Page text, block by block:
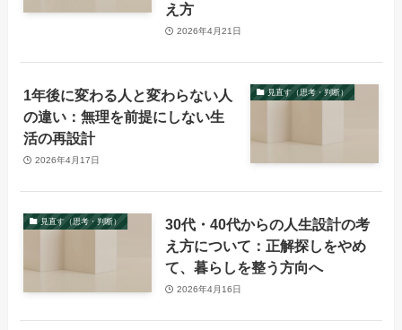
え方
2026年4月21日
見直す（思考・判断）
1年後に変わる人と変わらない人
の違い：無理を前提にしない生
活の再設計
2026年4月17日
見直す（思考・判断）
30代・40代からの人生設計の考
え方について：正解探しをやめ
て、暮らしを整う方向へ
2026年4月16日